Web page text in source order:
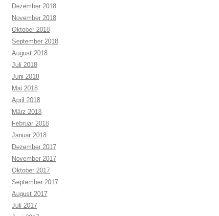
Dezember 2018
November 2018
Oktober 2018
September 2018
August 2018
Juli 2018
Juni 2018
Mai 2018
April 2018
März 2018
Februar 2018
Januar 2018
Dezember 2017
November 2017
Oktober 2017
September 2017
August 2017
Juli 2017